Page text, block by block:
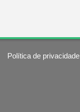
Política de privacidade